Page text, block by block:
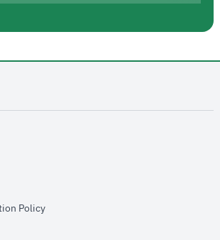
new window
new window
Policyopens in new window